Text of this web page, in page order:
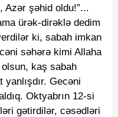
Azər şəhid oldu!”...
ürək-dirəklə dedim
ki, sabah imkan
səhərə kimi Allaha
kaş sabah
Gecəni
Oktyabrın 12-si
gətirdilər, cəsədləri